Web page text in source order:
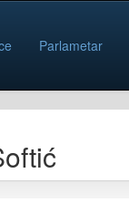
Parlametar